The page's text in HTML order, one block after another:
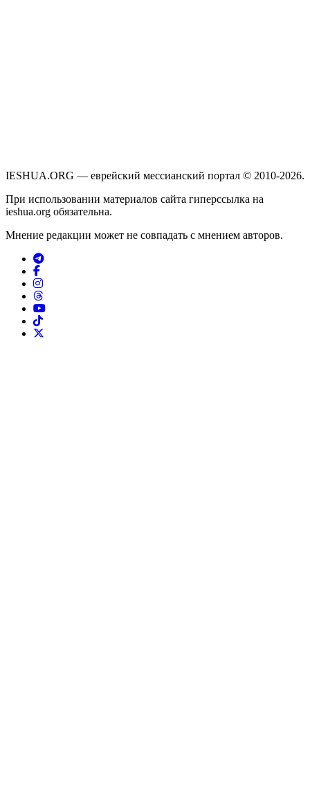
IESHUA.ORG — еврейский мессианский портал © 2010-2026.
При использовании материалов сайта гиперссылка на
ieshua.org обязательна.
Мнение редакции может не совпадать с мнением авторов.